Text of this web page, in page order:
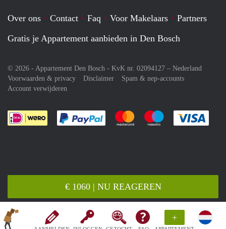
+
€ 1060 | NU REAGEREN
Over ons Contact Faq Voor Makelaars
Partners
Gratis je Appartement aanbieden in Den Bosch
© 2026 - Appartement Den Bosch - KvK nr. 02094127 – Nederland
Voorwaarden & privacy
Disclaimer
Spam & nep-accounts
Account verwijderen
Je rekent gemakkelijk af met Paypal
Je rekent gemakkelijk af met
Je rekent